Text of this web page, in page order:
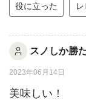
役に立った
スノしか勝
2023年06月14日
美味しい！